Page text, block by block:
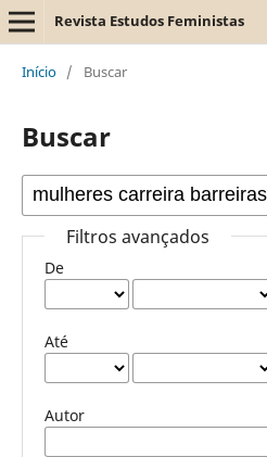
Revista Estudos Feministas
Início / Buscar
Buscar
Filtros avançados
De
Até
Autor